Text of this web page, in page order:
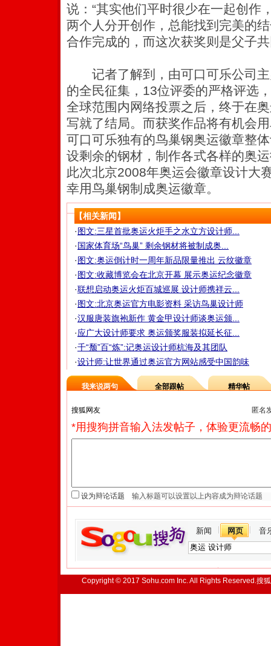
说：“其实他们平时很少在一起创作
两个人分开创作，总能找到完美的
合作完成的，而这次获奖则是父子
记者了解到，由可口可乐公司主
的全民征集，13位评委的严格评选
全球范围内网络投票之后，终于在
写就了结局。而获奖作品将有机会
可口可乐独有的鸟巢钢奥运徽章整
设剩余的钢材，制作各式各样的奥
此次北京2008年奥运会徽章设计大
幸用鸟巢钢制成奥运徽章。
【相关新闻】
·图文:三星首批奥运火炬手之水立方设计师...
·国家体育场“鸟巢” 剩余钢材将被制成奥...
·图文:奥运倒计时一周年新品限量推出 云纹徽章
·图文:收藏博览会在北京开幕 展示奥运纪念徽章
·联想启动奥运火炬百城巡展 设计师携祥云...
·图文:北京奥运官方电影资料 采访鸟巢设计师
·汉服唐装旗袍新作 黄金甲设计师谈奥运颁...
·应广大设计师要求 奥运颁奖服装拟延长征...
·千“颓”百“炼”:记奥运设计师杭海及其团队
·设计师:让世界通过奥运官方网站感受中国韵味
我来说两句 全部跟帖 精华帖
匿名
*用搜狗拼音输入法发帖子，体验更流畅
设为辩论话题
新闻 网页 音
Copyright © 2017 Sohu.com Inc. All Rights Reserved.搜